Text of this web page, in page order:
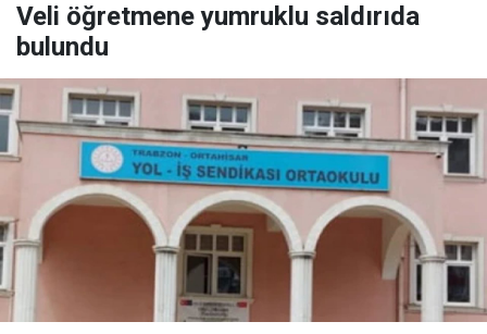
Veli öğretmene yumruklu saldırıda
bulundu